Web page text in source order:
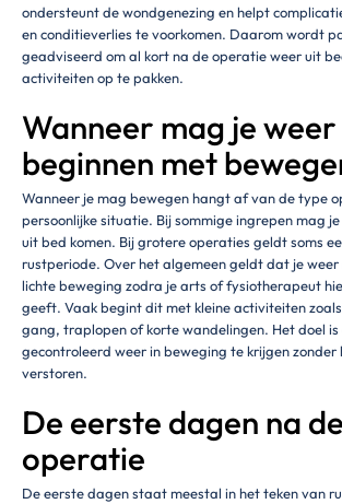
ondersteunt de wondgenezing en helpt
en conditieverlies te voorkomen. Daarom wordt
geadviseerd om al kort na de operatie weer uit
activiteiten op te pakken.
Wanneer mag je weer
beginnen met
Wanneer je mag bewegen hangt af van de type
persoonlijke situatie. Bij sommige ingrepen mag
uit bed komen. Bij grotere operaties geldt soms
rustperiode. Over het algemeen geldt dat je
lichte beweging zodra je arts of fysiotherapeut
geeft. Vaak begint dit met kleine activiteiten
gang, traplopen of korte wandelingen. Het doel is
gecontroleerd weer in beweging te krijgen zonder
verstoren.
De eerste dagen na de
operatie
De eerste dagen staat meestal in het teken van